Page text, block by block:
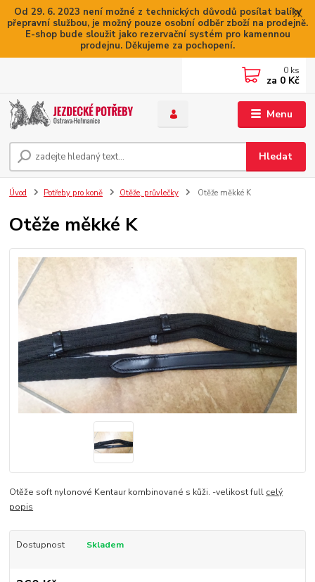
Od 29. 6. 2023 není možné z technických důvodů posílat balíky
přepravní službou, je možný pouze osobní odběr zboží na prodejně.
E-shop bude sloužit jako rezervační systém pro kamennou
prodejnu. Děkujeme za pochopení.
Menu
Hledat
0 ks
za 0 Kč
Úvod Potřeby pro koně Otěže, průvlečky Otěže měkké K
Otěže měkké K
Otěže soft nylonové Kentaur kombinované s kůži. -velikost full celý
popis
Dostupnost Skladem